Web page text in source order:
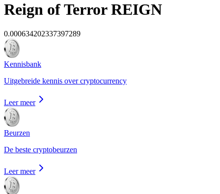
Reign of Terror REIGN
0.000634202337397289
Kennisbank
Uitgebreide kennis over cryptocurrency
Leer meer
Beurzen
De beste cryptobeurzen
Leer meer